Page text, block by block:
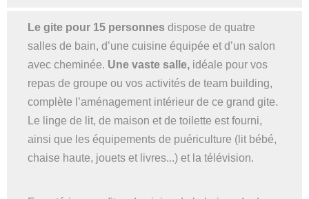
Le gite pour 15 personnes dispose de quatre
salles de bain, d’une cuisine équipée et d’un salon
avec cheminée. Une vaste salle, idéale pour vos
repas de groupe ou vos activités de team building,
complète l’aménagement intérieur de ce grand gite.
Le linge de lit, de maison et de toilette est fourni,
ainsi que les équipements de puériculture (lit bébé,
chaise haute, jouets et livres...) et la télévision.